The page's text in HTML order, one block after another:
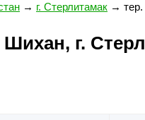
→ г. Стерлитамак →
г.